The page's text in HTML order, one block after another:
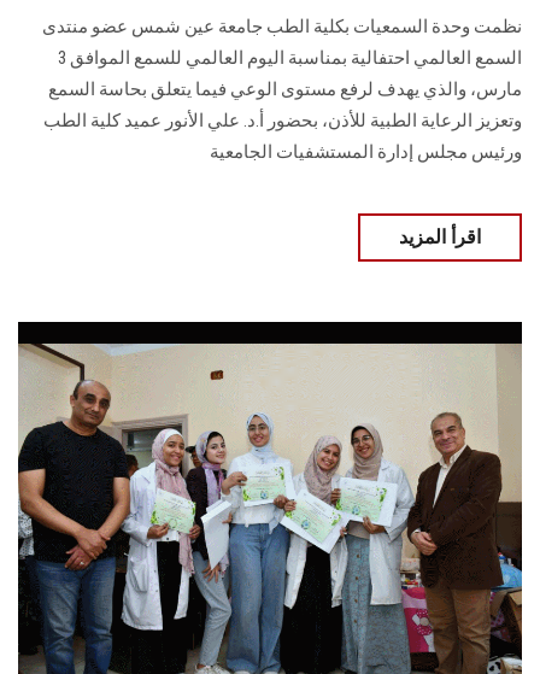
نظمت وحدة السمعيات بكلية الطب جامعة عين شمس عضو منتدى
السمع العالمي احتفالية بمناسبة اليوم العالمي للسمع الموافق 3
مارس، والذي يهدف لرفع مستوى الوعي فيما يتعلق بحاسة السمع
وتعزيز الرعاية الطبية للأذن، بحضور أ.د. علي الأنور عميد كلية الطب
ورئيس مجلس إدارة المستشفيات الجامعية
اقرأ المزيد